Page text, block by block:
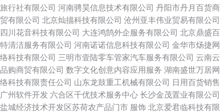
旅行社有限公司 河南骋昊信息技术有限公司 丹阳市丹月百货商
贸有限公司 北京灿描科技有限公司 沧州亚丰伟业贸易有限公司
四川花音科技有限公司 大连鸿鹄外企服务有限公司 北京鼎盛百
特清洁服务有限公司 河南诺诺信息科技有限公司 金华市炀捷网
络科技有限公司 三明市壹陆零车管家汽车服务有限公司 云南云
品购商贸有限公司 数字文化创意内容应用服务 湖南盛世万居网
络科技有限责任公司 山东龙鼓重工机械有限公司
日用百货销售
广州软件开发 六合区千优技术服务中心 长沙金茂置业有限公司
盐城经济技术开发区苏荷农产品门市 服饰 北京爱君临科技有限